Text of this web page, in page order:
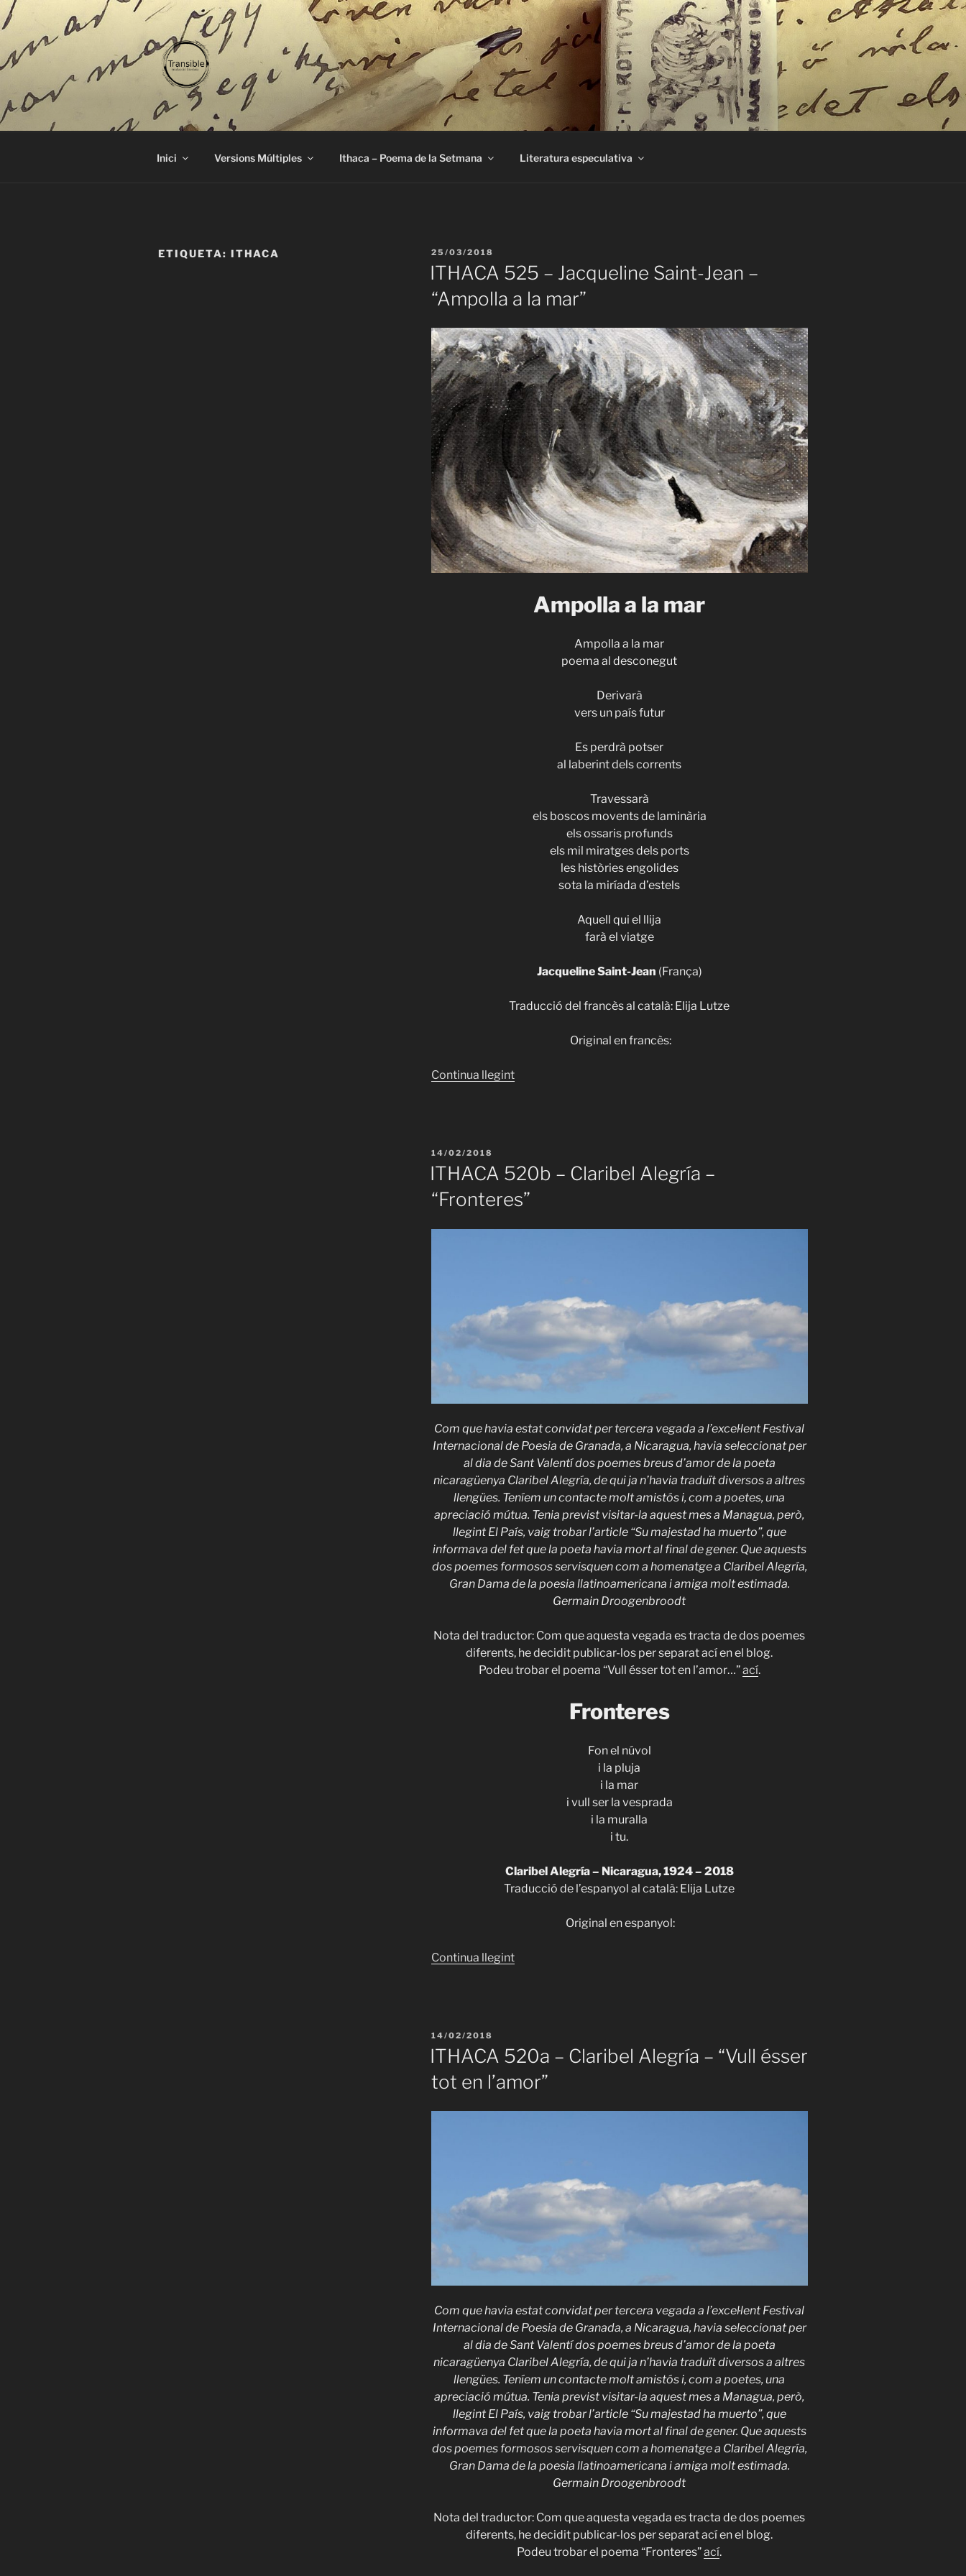
Vés
al
contingut
TRANSIBLE
traducció literària
Inici Versions Múltiples Ithaca – Poema de la Setmana Literatura especulativa
ETIQUETA: ITHACA
PUBLICAT
A
25/03/2018
ITHACA 525 – Jacqueline Saint-Jean –
“Ampolla a la mar”
Ampolla a la mar
Ampolla a la mar
poema al desconegut
Derivarà
vers un país futur
Es perdrà potser
al laberint dels corrents
Travessarà
els boscos movents de laminària
els ossaris profunds
els mil miratges dels ports
les històries engolides
sota la miríada d’estels
Aquell qui el llija
farà el viatge
Jacqueline Saint-Jean (França)
Traducció del francès al català: Elija Lutze
Original en francès:
Continua llegint«ITHACA
–
“Ampolla
la
PUBLICAT
A
14/02/2018
ITHACA 520b – Claribel Alegría –
“Fronteres”
Com que havia estat convidat per tercera vegada a l’excel·lent Festival
Internacional de Poesia de Granada, a Nicaragua, havia seleccionat per
al dia de Sant Valentí dos poemes breus d’amor de la poeta
nicaragüenya Claribel Alegría, de qui ja n’havia traduït diversos a altres
llengües. Teníem un contacte molt amistós i, com a poetes, una
apreciació mútua. Tenia previst visitar-la aquest mes a Managua, però,
llegint El País, vaig trobar l’article “Su majestad ha muerto”, que
informava del fet que la poeta havia mort al final de gener. Que aquests
dos poemes formosos servisquen com a homenatge a Claribel Alegría,
Gran Dama de la poesia llatinoamericana i amiga molt estimada.
Germain Droogenbroodt
Nota del traductor: Com que aquesta vegada es tracta de dos poemes
diferents, he decidit publicar-los per separat ací en el blog.
Podeu trobar el poema “Vull ésser tot en l’amor…”ací.
Fronteres
Fon el núvol
i la pluja
i la mar
i vull ser la vesprada
i la muralla
i tu.
Claribel Alegría – Nicaragua, 1924 – 2018
Traducció de l’espanyol al català: Elija Lutze
Original en espanyol:
Continua llegint«ITHACA
“Fronteres”»
PUBLICAT
A
14/02/2018
ITHACA 520a – Claribel Alegría – “Vull ésser
tot en l’amor”
Com que havia estat convidat per tercera vegada a l’excel·lent Festival
Internacional de Poesia de Granada, a Nicaragua, havia seleccionat per
al dia de Sant Valentí dos poemes breus d’amor de la poeta
nicaragüenya Claribel Alegría, de qui ja n’havia traduït diversos a altres
llengües. Teníem un contacte molt amistós i, com a poetes, una
apreciació mútua. Tenia previst visitar-la aquest mes a Managua, però,
llegint El País, vaig trobar l’article “Su majestad ha muerto”, que
informava del fet que la poeta havia mort al final de gener. Que aquests
dos poemes formosos servisquen com a homenatge a Claribel Alegría,
Gran Dama de la poesia llatinoamericana i amiga molt estimada.
Germain Droogenbroodt
Nota del traductor: Com que aquesta vegada es tracta de dos poemes
diferents, he decidit publicar-los per separat ací en el blog.
Podeu trobar el poema “Fronteres”ací.